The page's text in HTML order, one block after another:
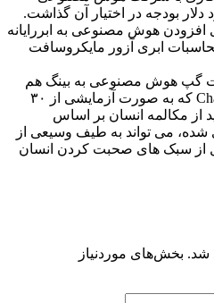
دلار بودجه در اختیار آن گذاشت.
هوش مصنوعی به ابررایانه
ابری آزور مایکروسافت
گپ هوش مصنوعی به بینگ هم
که به صورت آزمایشی از ۳۰
از مکالمه انسان بر اساس
شده، می تواند به طیف وسیعی از
از سبک های صحبت کردن انسان
شد. بخش‌های موردنیاز